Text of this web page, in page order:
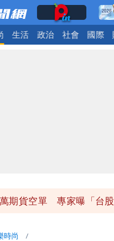
生活 政治 社會 國際
期貨空單 專家曝「台
時尚